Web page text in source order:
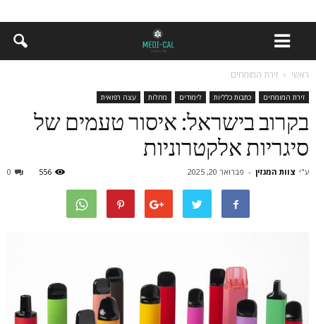
ראשי זירת המומחים
זירת המומחים כתבות כלליות לימודים מחלות עצה רפואית
בקרוב בישראל: איסור טעמים של
סיגריות אלקטרוניות
ע"י צוות המגזין - פברואר 20, 2025 0 556